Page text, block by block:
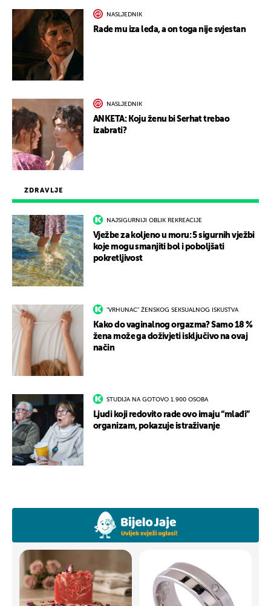
ZDRAVLJE
NAJSIGURNIJI OBLIK REKREACIJE
Vježbe za koljeno u moru: 5 sigurnih vježbi
koje mogu smanjiti bol i poboljšati
pokretljivost
"VRHUNAC" ŽENSKOG SEKSUALNOG ISKUSTVA
Kako do vaginalnog orgazma? Samo 18 %
žena može ga doživjeti isključivo na ovaj
način
STUDIJA NA GOTOVO 1.900 OSOBA
Ljudi koji redovito rade ovo imaju “mlađi”
organizam, pokazuje istraživanje
NASLJEDNIK
Rade mu iza leđa, a on toga nije svjestan
NASLJEDNIK
ANKETA: Koju ženu bi Serhat trebao
izabrati?